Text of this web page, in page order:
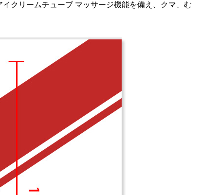
イクリームチューブ マッサージ機能を備え、クマ、む